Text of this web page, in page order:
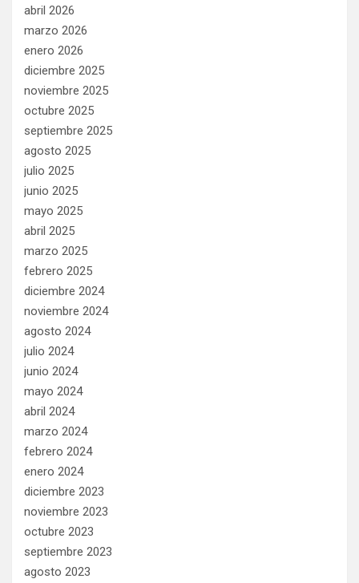
abril 2026
marzo 2026
enero 2026
diciembre 2025
noviembre 2025
octubre 2025
septiembre 2025
agosto 2025
julio 2025
junio 2025
mayo 2025
abril 2025
marzo 2025
febrero 2025
diciembre 2024
noviembre 2024
agosto 2024
julio 2024
junio 2024
mayo 2024
abril 2024
marzo 2024
febrero 2024
enero 2024
diciembre 2023
noviembre 2023
octubre 2023
septiembre 2023
agosto 2023